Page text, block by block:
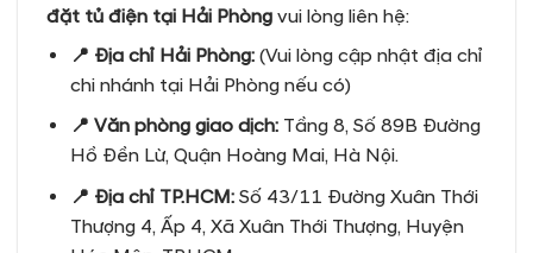
đặt tủ điện tại Hải Phòng vui lòng liên hệ:
📍 Địa chỉ Hải Phòng:(Vui lòng cập nhật địa chỉ
chi nhánh tại Hải Phòng nếu có)
📍 Văn phòng giao dịch:Tầng 8, Số 89B Đường
Hồ Đền Lừ, Quận Hoàng Mai, Hà Nội.
📍 Địa chỉ TP.HCM:Số 43/11 Đường Xuân Thới
Thượng 4, Ấp 4, Xã Xuân Thới Thượng, Huyện